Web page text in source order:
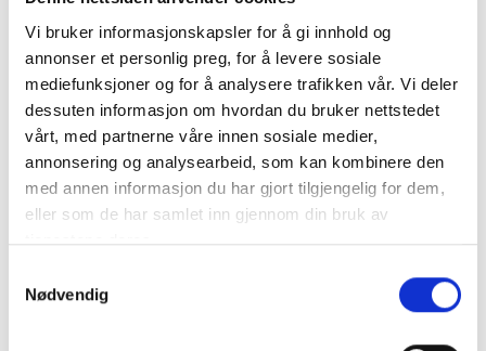
Vi bruker informasjonskapsler for å gi innhold og
annonser et personlig preg, for å levere sosiale
mediefunksjoner og for å analysere trafikken vår. Vi deler
dessuten informasjon om hvordan du bruker nettstedet
vårt, med partnerne våre innen sosiale medier,
annonsering og analysearbeid, som kan kombinere den
med annen informasjon du har gjort tilgjengelig for dem,
eller som de har samlet inn gjennom din bruk av
tjenestene deres.
Nødvendig
VICTRON MultiPlus C24/1600/40-16 kombinerad inverter
och laddare
Batteriladdare på 24V 40A och ren sinusomvandlare på 130..
mer info